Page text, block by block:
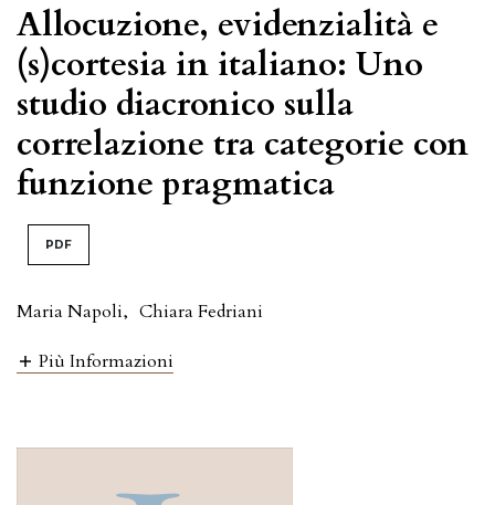
Allocuzione, evidenzialità e
(s)cortesia in italiano: Uno
studio diacronico sulla
correlazione tra categorie con
funzione pragmatica
PDF
Maria Napoli, Chiara Fedriani
Più Informazioni